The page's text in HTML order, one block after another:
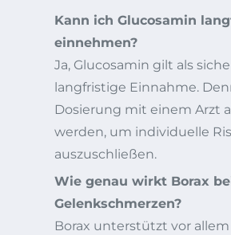
Kann ich Glucosamin
einnehmen?
Ja, Glucosamin gilt als
langfristige Einnahme.
Dosierung mit einem Arzt
werden, um individuelle
auszuschließen.
Wie genau wirkt Borax
Gelenkschmerzen?
Borax unterstützt vor